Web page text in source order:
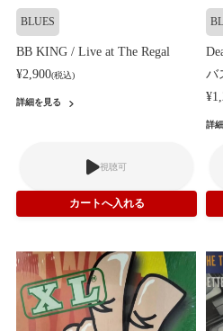
BLUES
BB KING / Live at The Regal
¥2,900(税込)
詳細を見る
視聴可
バ
詳